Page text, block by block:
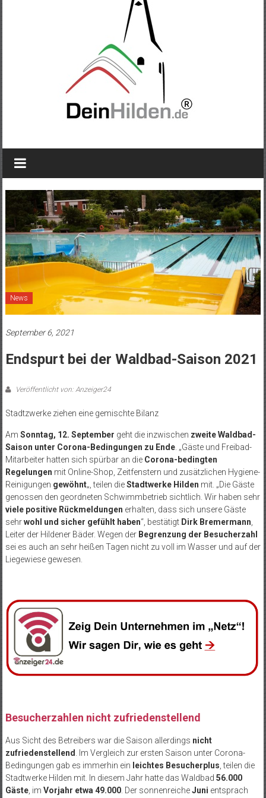
News
September 6, 2021
Endspurt bei der Waldbad-Saison 2021
Veröffentlicht von: Anzeiger24
Stadtzwerke ziehen eine gemischte Bilanz
Am Sonntag, 12. September geht die inzwischen zweite Waldbad-
Saison unter Corona-Bedingungen zu Ende. „Gäste und Freibad-
Mitarbeiter hatten sich spürbar an die Corona-bedingten
Regelungen mit Online-Shop, Zeitfenstern und zusätzlichen Hygiene-
Reinigungen gewöhnt„, teilen dieStadtwerke Hilden mit. „Die Gäste
genossen den geordneten Schwimmbetrieb sichtlich. Wir haben sehr
viele positive Rückmeldungen erhalten, dass sich unsere Gäste
sehrwohl und sicher gefühlt haben“, bestätigt Dirk Bremermann
Leiter der Hildener Bäder. Wegen der Begrenzung der Besucherzahl
sei es auch an sehr heißen Tagen nicht zu voll im Wasser und auf der
Liegewiese gewesen.
Besucherzahlen nicht zufriedenstellend
Aus Sicht des Betreibers war die Saison allerdings nicht
zufriedenstellend
. Im Vergleich zur ersten Saison unter Corona-
Bedingungen gab es immerhin ein leichtes Besucherplus , teilen die
Stadtwerke Hilden mit. In diesem Jahr hatte das Waldbad 56.000
Gäste, im Vorjahr etwa 49.000. Der sonnenreicheJuni entsprach